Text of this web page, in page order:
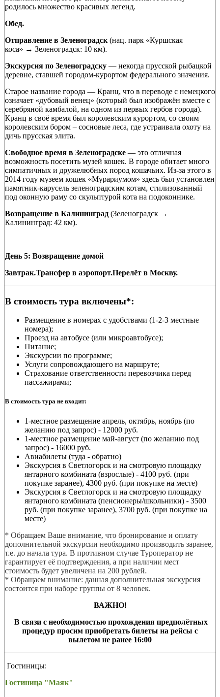
родилось множество красивых легенд.
Обед.
Отправление в Зеленоградск (нац. парк «Куршская
коса» → Зеленоградск: 10 км).
Экскурсия по Зеленоградску — некогда прусской рыбацкой
деревне, ставшей городом-курортом федерального значения.
Старое название города — Кранц, что в переводе с немецкого
означает «дубовый венец» (который был изображён вместе с
серебряной камбалой, на одном из первых гербов города).
Кранц в своё время был королевским курортом, со своим
королевским бором – сосновые леса, где устраивала охоту на
дичь прусская элита.
Свободное время в Зеленоградске — это отличная
возможность посетить музей кошек. В городе обитает много
симпатичных и дружелюбных пород кошачьих. Из-за этого в
2014 году музеем кошек «Мурариумом» здесь был установлен
памятник-карусель зеленоградским котам, стилизованный
под оконную раму со скульптурой кота на подоконнике.
Возвращение в Калининград (Зеленоградск →
Калининград: 42 км).
День 5: Возвращение домой
Завтрак.Трансфер в аэропорт.Перелёт в Москву.
В стоимость тура включены*:
Размещение в номерах с удобствами (1-2-3 местные
номера);
Проезд на автобусе (или микроавтобусе);
Питание;
Экскурсии по программе;
Услуги сопровождающего на маршруте;
Страхование ответственности перевозчика перед
пассажирами;
В стоимость тура не входит:
1-местное размещение апрель, октябрь, ноябрь (по
желанию под запрос) - 12000 руб.
1-местное размещение май-август (по желанию под
запрос) - 16000 руб.
Авиабилеты (туда - обратно)
Экскурсия в Светлогорск и на смотровую площадку
янтарного комбината (взрослые) - 4100 руб. (при
покупке заранее), 4300 руб. (при покупке на месте)
Экскурсия в Светлогорск и на смотровую площадку
янтарного комбината (пенсионеры/школьники) - 3500
руб. (при покупке заранее), 3700 руб. (при покупке на
месте)
* Обращаем Ваше внимание, что бронирование и оплату
дополнительной экскурсии необходимо производить заранее,
т.е. до начала тура. В противном случае Туроператор не
гарантирует её подтверждения, а при наличии мест
стоимость будет увеличена на 200 рублей.
* Обращаем внимание: данная дополнительная экскурсия
состоится при наборе группы от 8 человек.
ВАЖНО!
В связи с необходимостью прохождения предполётных
процедур просим приобретать билеты на рейсы с
вылетом не ранее 16:00
Гостиницы:
Гостиница "Маяк"